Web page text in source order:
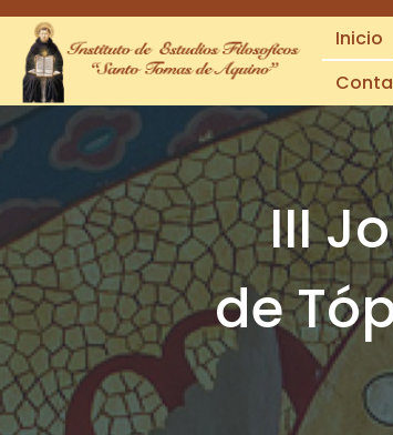
Inicio
III
de